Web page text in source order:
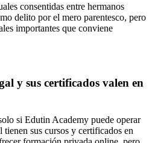
consentidas entre hermanos
delito por el mero parentesco, pero
importantes que conviene
y sus certificados valen en
si Edutin Academy puede operar
sus cursos y certificados en